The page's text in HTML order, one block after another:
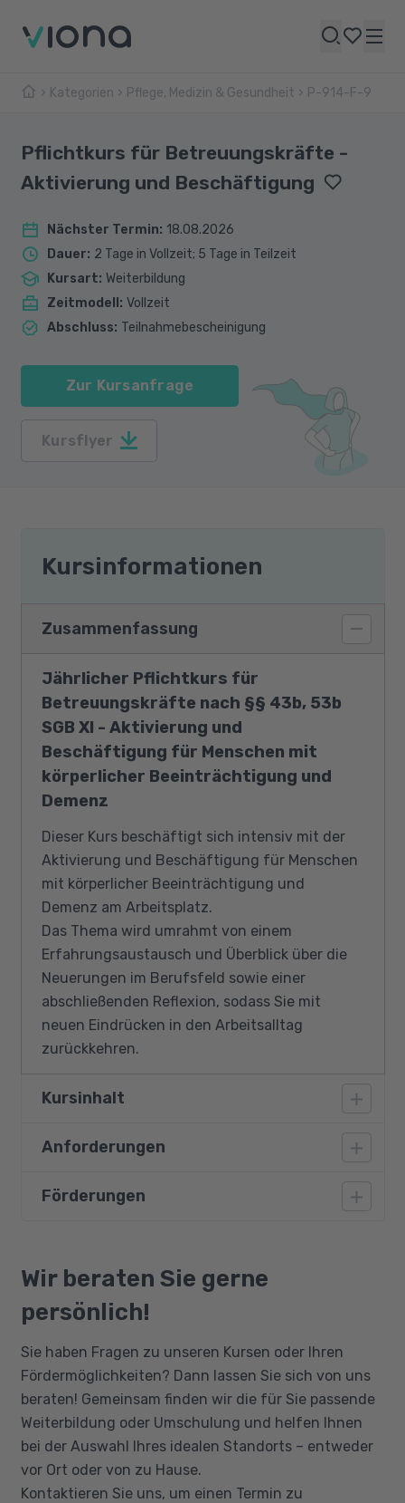
Kategorien Pflege, Medizin & Gesundheit P-914-F-9
Pflichtkurs für Betreuungskräfte -
Aktivierung und Beschäftigung
Nächster Termin: 18.08.2026
Dauer: 2 Tage in Vollzeit; 5 Tage in Teilzeit
Kursart: Weiterbildung
Zeitmodell : Vollzeit
Abschluss: Teilnahmebescheinigung
Zur Kursanfrage
Kursflyer
Kursinformationen
Zusammenfassung
Jährlicher Pflichtkurs für
Betreuungskräfte nach §§ 43b, 53b
SGB XI - Aktivierung und
Beschäftigung für Menschen mit
körperlicher Beeinträchtigung und
Demenz
Dieser Kurs beschäftigt sich intensiv mit der
Aktivierung und Beschäftigung für Menschen
mit körperlicher Beeinträchtigung und
Demenz am Arbeitsplatz.
Das Thema wird umrahmt von einem
Erfahrungsaustausch und Überblick über die
Neuerungen im Berufsfeld sowie einer
abschließenden Reflexion, sodass Sie mit
neuen Eindrücken in den Arbeitsalltag
zurückkehren.
Kursinhalt
Wie geht es mir als Betreuungskraft zurzeit
Themenorientierte Aktivierung und
Motorische Kernkompetenzen erhalten
Anforderungen
Vorausgesetzt wird eine Weiterbildung als
Interessierte an den Inhalten des Moduls.
Förderungen
Qualifizierungschancengesetz
Berufliche Rehabilitation
Wir beraten Sie gerne
persönlich!
Sie haben Fragen zu unseren Kursen oder Ihren
Fördermöglichkeiten? Dann lassen Sie sich von uns
beraten! Gemeinsam finden wir die für Sie passende
Weiterbildung oder Umschulung und helfen Ihnen
bei der Auswahl Ihres idealen Standorts – entweder
vor Ort oder von zu Hause.
Kontaktieren Sie uns, um einen Termin zu